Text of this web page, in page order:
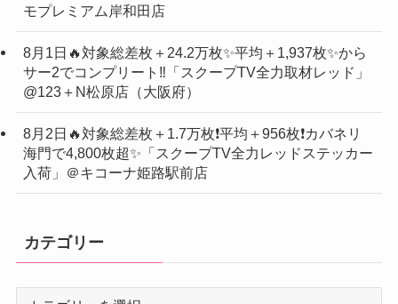
モプレミアム岸和田店
8月1日🔥対象総差枚＋24.2万枚✨平均＋1,937枚✨から
サー2でコンプリート‼️「スクープTV全力取材レッド」
@123＋N松原店（大阪府）
8月2日🔥対象総差枚＋1.7万枚❗️平均＋956枚❗️カバネリ
海門で4,800枚超✨「スクープTV全力レッドステッカー
入荷」＠キコーナ姫路駅前店
カテゴリー